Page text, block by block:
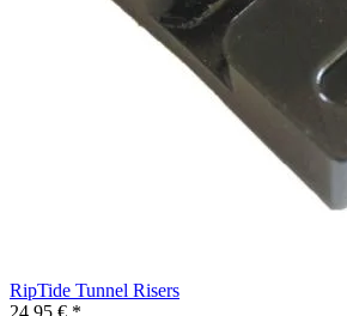
RipTide Tunnel Risers
24,95 € *